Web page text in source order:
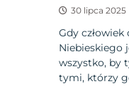
30 lipca 2025
Gdy
Niebieskiego
wszystko, by
tymi, którzy